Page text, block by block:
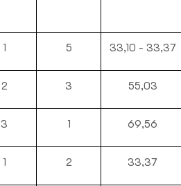
1 5 33,10 - 33,37
2
3 55,03
3 1 69,56
1 2 33,37